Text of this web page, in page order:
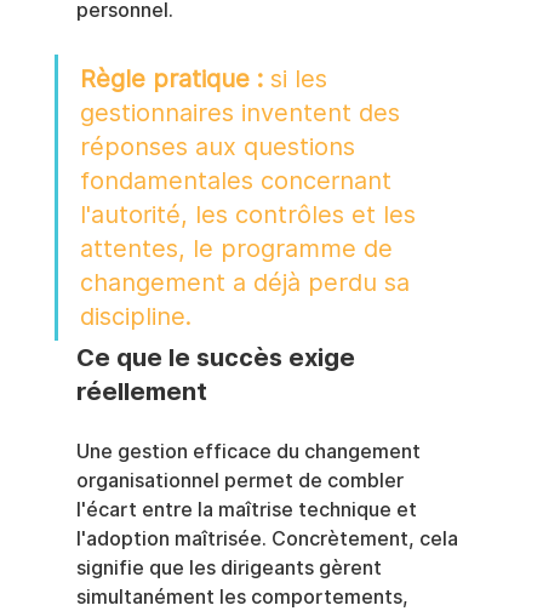
personnel.
Règle pratique : si les
gestionnaires inventent des
réponses aux questions
fondamentales concernant
l'autorité, les contrôles et les
attentes, le programme de
changement a déjà perdu sa
discipline.
Ce que le succès exige
réellement
Une gestion efficace du changement
organisationnel permet de combler
l'écart entre la maîtrise technique et
l'adoption maîtrisée. Concrètement, cela
signifie que les dirigeants gèrent
simultanément les comportements,